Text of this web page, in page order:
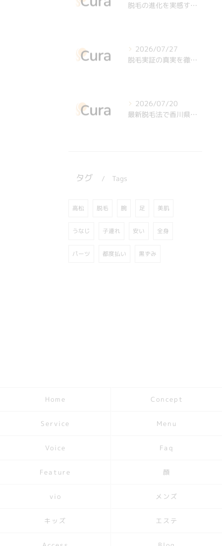
脱毛の進化を実感する最新事情と香川県高松市丸亀市で選ぶべき医療脱毛のポイント
2026/07/27
脱毛実証の真実を徹底解説し客観的な効果検証と専門家の意見で安心できる選び方ガイド
2026/07/20
最新脱毛法で香川県高松市坂出市の効果と選び方を徹底解説
タグ Tags
高松 脱毛 腕 足 美肌
うなじ 子連れ 安い 全身
パーツ 都度払い 黒ずみ
Home Concept
Service Menu
Voice Faq
Feature 顔
vio メンズ
キッズ エステ